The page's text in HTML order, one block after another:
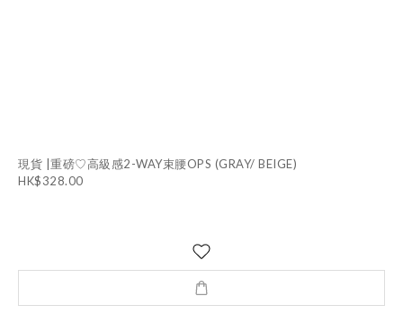
現貨 |重磅♡高級感2-WAY束腰OPS (GRAY/ BEIGE)
HK$328.00